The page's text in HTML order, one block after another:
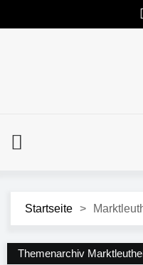
Startseite >
Themenarchiv